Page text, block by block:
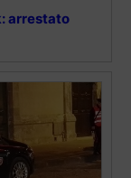
arrestato